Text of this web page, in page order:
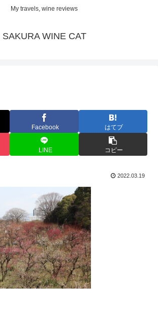
My travels, wine reviews
SAKURA WINE CAT
Facebook はてブ
LINE コピー
2022.03.19